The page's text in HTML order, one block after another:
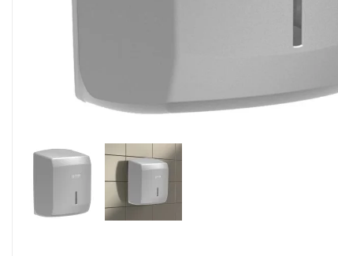
PROMOTION
Les nouveaux produits